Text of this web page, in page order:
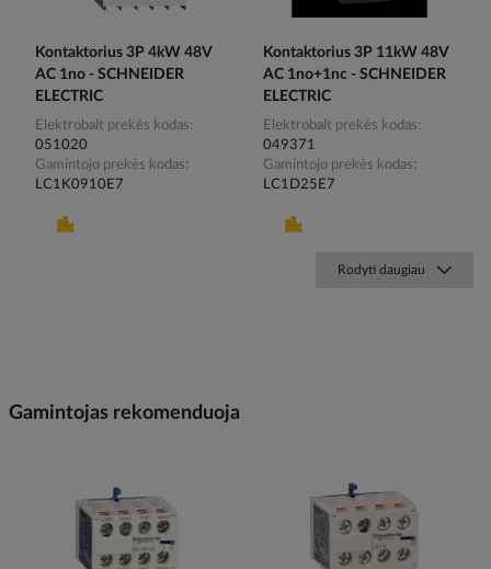
Kontaktorius 3P 4kW 48V
AC 1no - SCHNEIDER
ELECTRIC
Elektrobalt prekės kodas
051020
Gamintojo prekės kodas
LC1K0910E7
Kontaktorius 3P 11kW 48V
AC 1no+1nc - SCHNEIDER
ELECTRIC
Elektrobalt prekės kodas
049371
Gamintojo prekės kodas
LC1D25E7
Rodyti daugiau
Gamintojas rekomenduoja